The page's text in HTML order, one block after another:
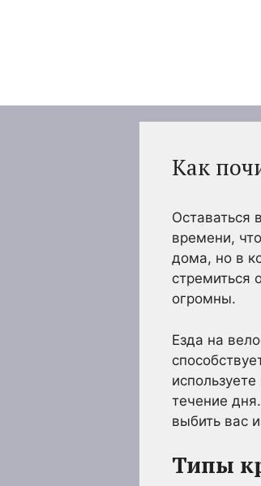
Как
Оставаться
времени,
дома, но в
стремиться
огромны.
Езда на
течение
выбить вас
Типы